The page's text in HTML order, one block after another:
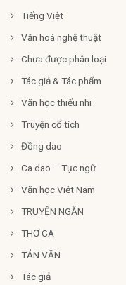
Tiếng Việt
Văn hoá nghệ thuật
Chưa được phân loại
Tác giả & Tác phẩm
Văn học thiếu nhi
Truyện cổ tích
Đồng dao
Ca dao – Tục ngữ
Văn học Việt Nam
TRUYỆN NGẮN
THƠ CA
TẢN VĂN
Tác giả